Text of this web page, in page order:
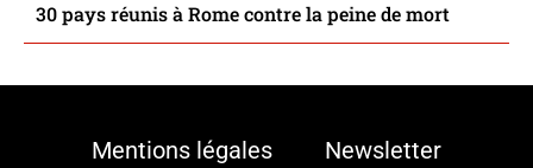
30 pays réunis à Rome contre la peine de mort
Mentions légales Newsletter